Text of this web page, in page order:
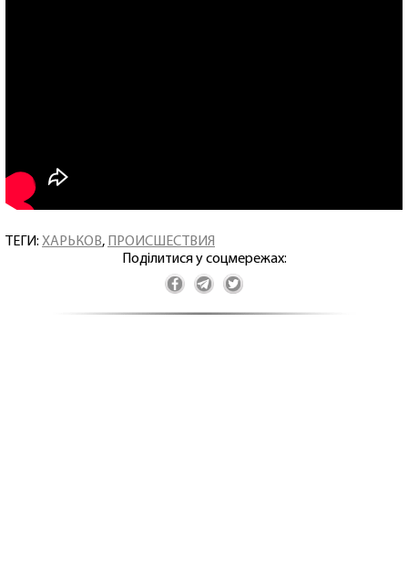
ТЕГИ: ХАРЬКОВ,
ПРОИСШЕСТВИЯ
Поділитися у соцмережах: